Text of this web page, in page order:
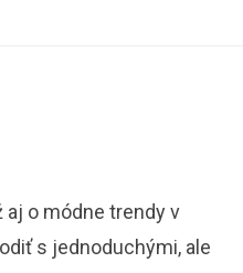
aj o módne trendy v
s jednoduchými, ale